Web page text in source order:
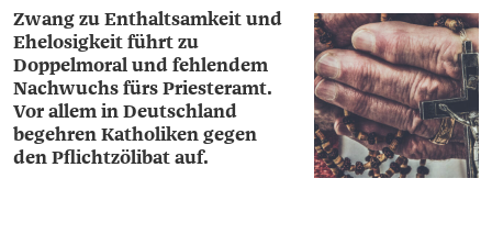
Zwang zu Enthaltsamkeit und
­Ehelosigkeit führt zu
Doppelmoral und fehlendem
Nachwuchs fürs Priesteramt.
Vor allem in Deutschland
begehren Katholiken gegen
den Pflichtzölibat auf.